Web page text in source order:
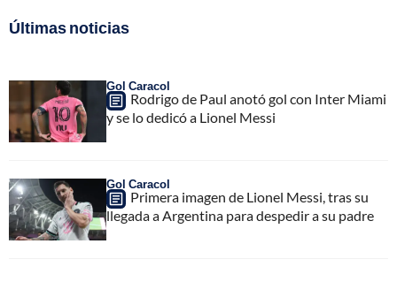
Últimas noticias
Gol Caracol
Rodrigo de Paul anotó gol con Inter Miami
y se lo dedicó a Lionel Messi
Gol Caracol
Primera imagen de Lionel Messi, tras su
llegada a Argentina para despedir a su padre